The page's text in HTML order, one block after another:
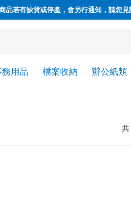
品若有缺貨或停產，會另行通知，請您見諒!
務用品 檔案收納 辦公紙類
共